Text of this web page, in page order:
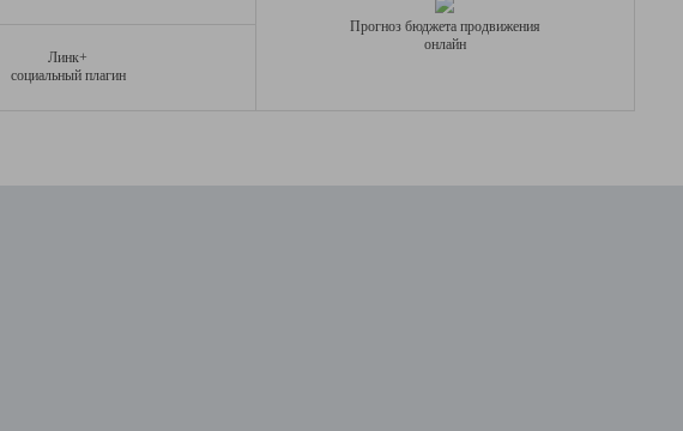
Линк+
социальный плагин
Прогноз бюджета продвижения
онлайн